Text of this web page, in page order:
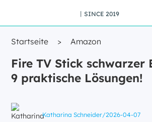
丨SINCE 2019
Startseite > Amazon
Fire TV Stick schwarzer
9 praktische Lösungen!
Katharina Schneider/2026-04-07